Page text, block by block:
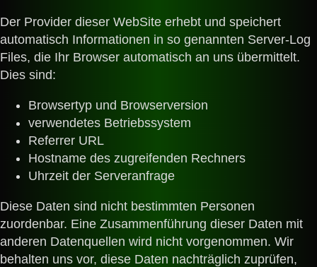
Der Provider dieser WebSite erhebt und speichert
automatisch Informationen in so genannten Server-Log
Files, die Ihr Browser automatisch an uns übermittelt.
Dies sind:
Browsertyp und Browserversion
verwendetes Betriebssystem
Referrer URL
Hostname des zugreifenden Rechners
Uhrzeit der Serveranfrage
Diese Daten sind nicht bestimmten Personen
zuordenbar. Eine Zusammenführung dieser Daten mit
anderen Datenquellen wird nicht vorgenommen. Wir
behalten uns vor, diese Daten nachträglich zuprüfen,